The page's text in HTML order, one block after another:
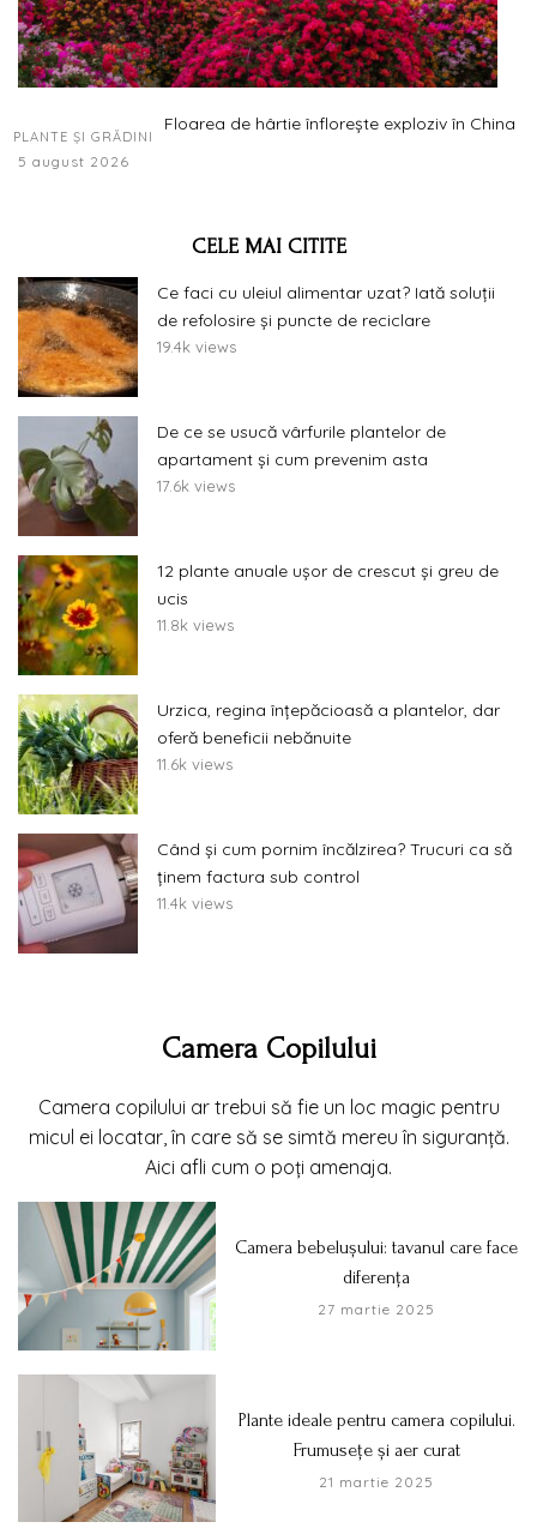
PLANTE ȘI GRĂDINI
Floarea de hârtie înflorește exploziv în China
5 august 2026
CELE MAI CITITE
Ce faci cu uleiul alimentar uzat? Iată soluții
de refolosire și puncte de reciclare
19.4k views
De ce se usucă vârfurile plantelor de
apartament și cum prevenim asta
17.6k views
12 plante anuale ușor de crescut și greu de
ucis
11.8k views
Urzica, regina înțepăcioasă a plantelor, dar
oferă beneficii nebănuite
11.6k views
Când și cum pornim încălzirea? Trucuri ca să
ținem factura sub control
11.4k views
Camera Copilului
Camera copilului ar trebui să fie un loc magic pentru
micul ei locatar, în care să se simtă mereu în siguranță.
Aici afli cum o poți amenaja.
Camera bebelușului: tavanul care face
diferența
27 martie 2025
Plante ideale pentru camera copilului.
Frumusețe și aer curat
21 martie 2025